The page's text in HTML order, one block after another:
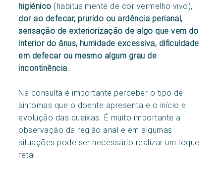
higiénico (habitualmente de cor vermelho vivo),
dor ao defecar, prurido ou ardência perianal,
sensação de exteriorização de algo que vem do
interior do ânus, humidade excessiva, dificuldade
em defecar ou mesmo algum grau de
incontinência
Na consulta é importante perceber o tipo de
sintomas que o doente apresenta e o início e
evolução das queixas. É muito importante a
observação da região anal e em algumas
situações pode ser necessário realizar um toque
retal.